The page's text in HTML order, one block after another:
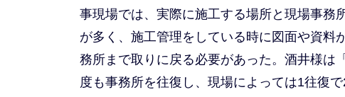
事現場では、実際に施工する場所と現場事務
が多く、施工管理をしている時に図面や資料
務所まで取りに戻る必要があった。酒井様は
度も事務所を往復し、現場によっては1往復